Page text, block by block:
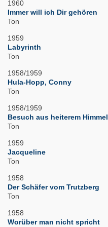
1960
Immer will ich Dir gehören
Ton
1959
Labyrinth
Ton
1958/1959
Hula-Hopp, Conny
Ton
1958/1959
Besuch aus heiterem Himmel
Ton
1959
Jacqueline
Ton
1958
Der Schäfer vom Trutzberg
Ton
1958
Worüber man nicht spricht